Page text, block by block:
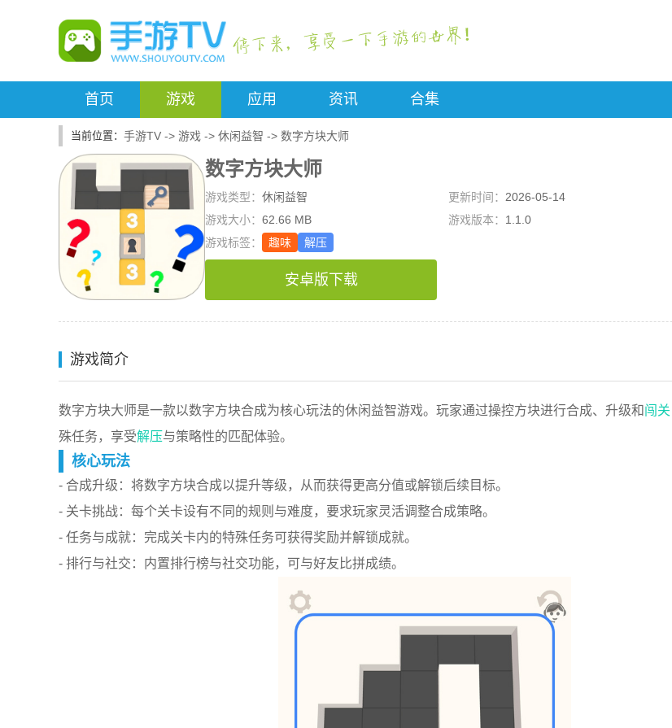
首页 游戏 应用 资讯 合集
手游TV -> 游戏 -> 休闲益智 -> 数字方块大师
数字方块大师
游戏类型： 休闲益智 更新时间： 2026-05-14
游戏大小： 62.66 MB 游戏版本： 1.1.0
游戏标签：
趣味 解压
安卓版下载
游戏简介
数字方块大师是一款以数字方块合成为核心玩法的休闲益智游戏。玩家通过操控方块进行合成、升级和闯关
殊任务，享受解压与策略性的匹配体验。
核心玩法
- 合成升级：将数字方块合成以提升等级，从而获得更高分值或解锁后续目标。
- 关卡挑战：每个关卡设有不同的规则与难度，要求玩家灵活调整合成策略。
- 任务与成就：完成关卡内的特殊任务可获得奖励并解锁成就。
- 排行与社交：内置排行榜与社交功能，可与好友比拼成绩。